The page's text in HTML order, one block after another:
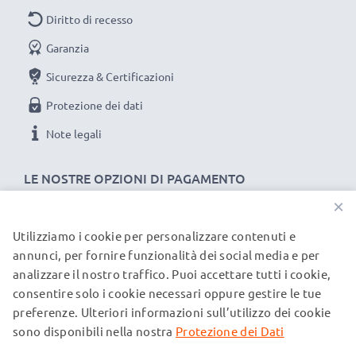
LE NOSTRE OPZIONI DI PAGAMENTO
Diritto di recesso
Garanzia
Sicurezza & Certificazioni
Protezione dei dati
Note legali
I NOSTRI PARTNER DI SPEDIZIONE
© subtel.it 2026
Tutti i prezzi includono l'IVA e sono esclusi i costi di
spedizione. Si prega di notare che tutti i marchi menzionati
×
Utilizziamo i cookie per personalizzare contenuti e
annunci, per fornire funzionalità dei social media e per
analizzare il nostro traffico. Puoi accettare tutti i cookie,
consentire solo i cookie necessari oppure gestire le tue
preferenze. Ulteriori informazioni sull’utilizzo dei cookie
sono disponibili nella nostra Protezione dei Dati